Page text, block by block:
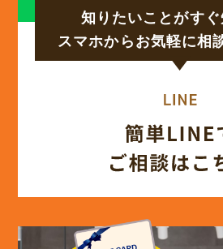
知りたいことがすぐ
スマホからお気軽に相